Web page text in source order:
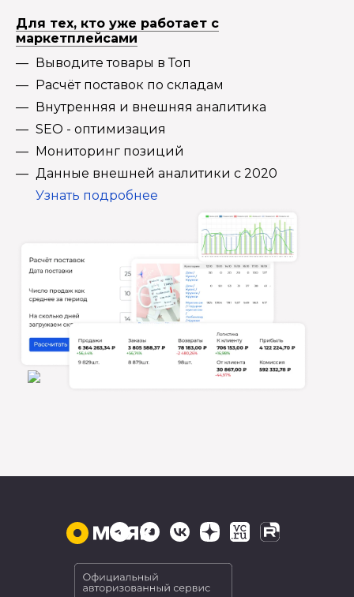
Для тех, кто уже работает с
маркетплейсами
Выводите товары в Топ
Расчёт поставок по складам
Внутренняя и внешняя аналитика
SEO - оптимизация
Мониторинг позиций
Данные внешней аналитики с 2020
Узнать подробнее